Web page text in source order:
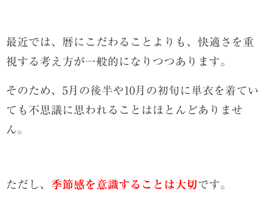
最近では、暦にこだわることよりも、快適さを重
視する考え方が一般的になりつつあります。
そのため、5月の後半や10月の初旬に単衣を着てい
ても不思議に思われることはほとんどありませ
ん。
ただし、 季節感を意識することは大切です。